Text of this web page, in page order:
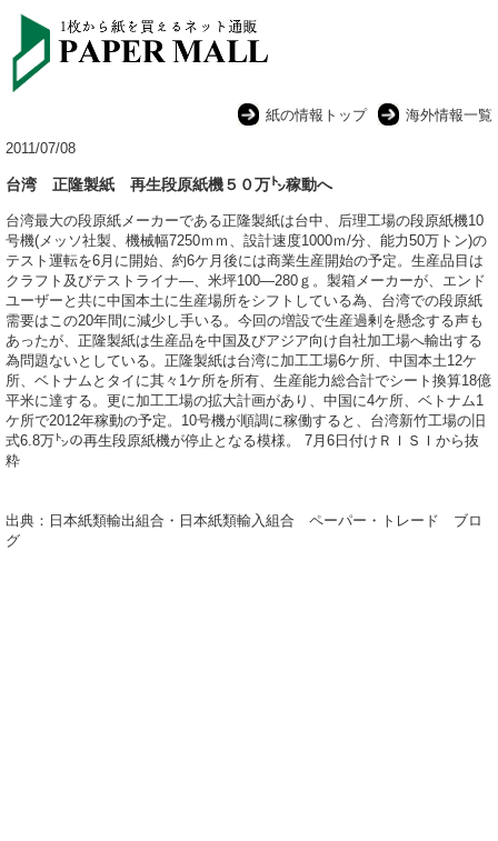
紙の情報トップ
海外情報一覧
2011/07/08
台湾 正隆製紙 再生段原紙機５０万㌧稼動へ
台湾最大の段原紙メーカーである正隆製紙は台中、后理工場の段原紙機10
号機(メッソ社製、機械幅7250ｍｍ、設計速度1000ｍ/分、能力50万トン)の
テスト運転を6月に開始、約6ケ月後には商業生産開始の予定。生産品目は
クラフト及びテストライナ―、米坪100―280ｇ。製箱メーカーが、エンド
ユーザーと共に中国本土に生産場所をシフトしている為、台湾での段原紙
需要はこの20年間に減少し手いる。今回の増設で生産過剰を懸念する声も
あったが、正隆製紙は生産品を中国及びアジア向け自社加工場へ輸出する
為問題ないとしている。正隆製紙は台湾に加工工場6ケ所、中国本土12ケ
所、ベトナムとタイに其々1ケ所を所有、生産能力総合計でシート換算18億
平米に達する。更に加工工場の拡大計画があり、中国に4ケ所、ベトナム1
ケ所で2012年稼動の予定。10号機が順調に稼働すると、台湾新竹工場の旧
式6.8万㌧の再生段原紙機が停止となる模様。 7月6日付けＲＩＳＩから抜
粋
出典：日本紙類輸出組合・日本紙類輸入組合 ペーパー・トレード ブロ
グ